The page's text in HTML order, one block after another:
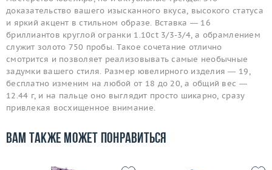
доказательство вашего изысканного вкуса, высокого статуса
и яркий акцент в стильном образе. Вставка — 16
бриллиантов круглой огранки 1.10ct 3/3-3/4, а обрамлением
служит золото 750 пробы. Такое сочетание отлично
смотрится и позволяет реализовывать самые необычные
задумки вашего стиля. Размер ювелирного изделия — 19,
бесплатно изменим на любой от 18 до 20, а общий вес —
12.44 г, и на пальце оно выглядит просто шикарно, сразу
привлекая восхищенное внимание.
Вам также может понравиться